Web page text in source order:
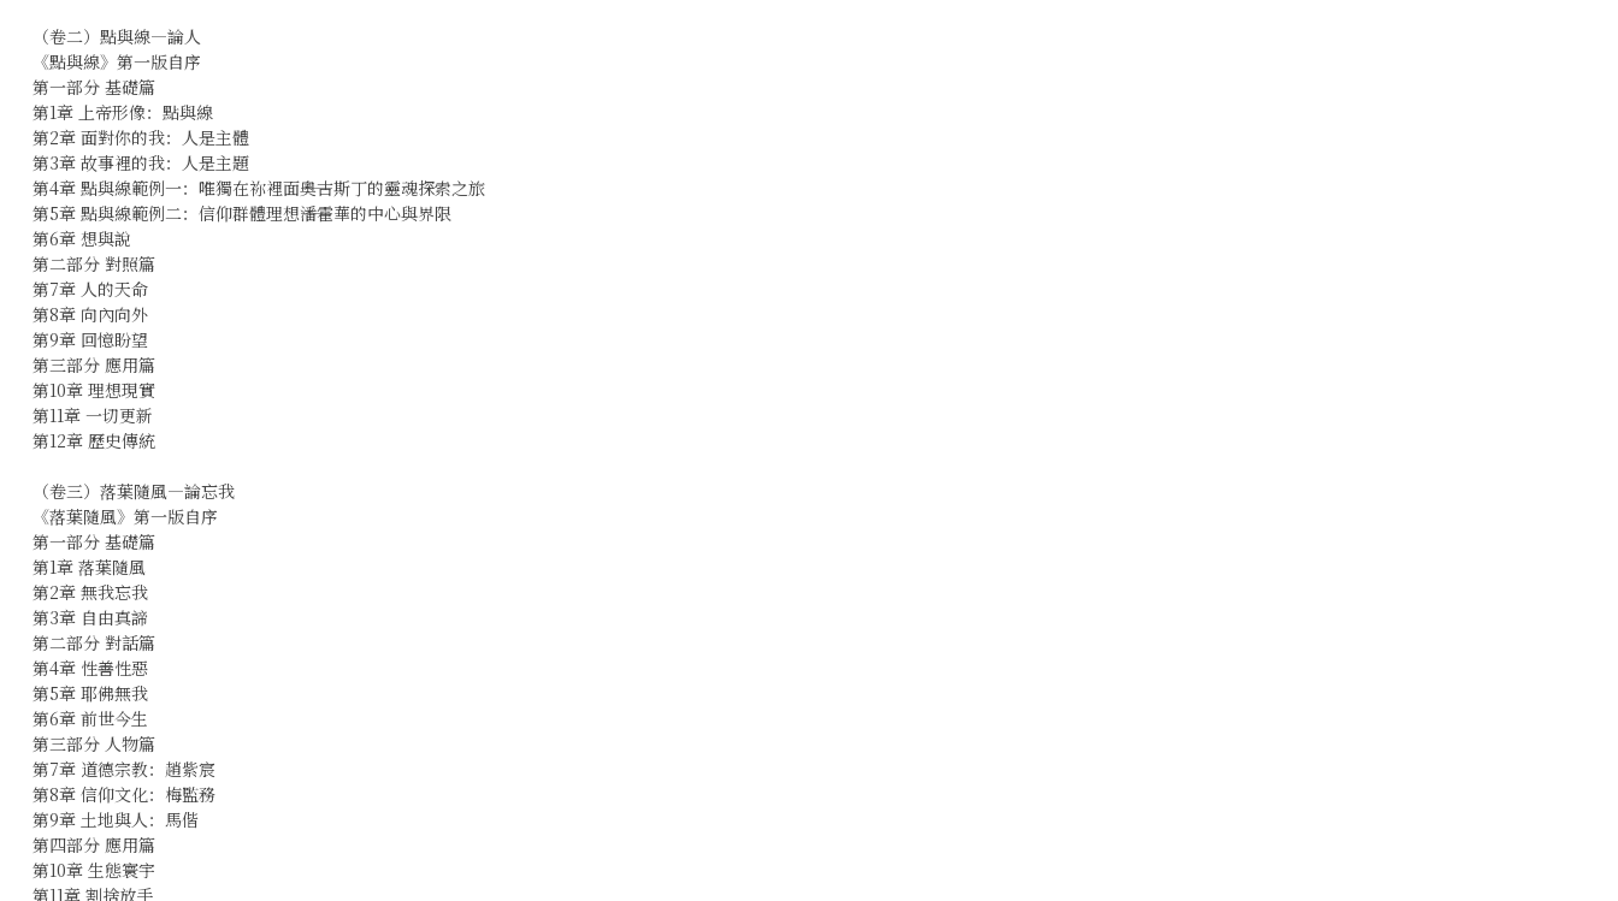
（卷二）點與線―論人
《點與線》第一版自序
第一部分 基礎篇
第1章 上帝形像：點與線
第2章 面對你的我：人是主體
第3章 故事裡的我：人是主題
第4章 點與線範例一：唯獨在祢裡面――奧古斯丁的靈魂探索之旅
第5章 點與線範例二：信仰群體理想――潘霍華的中心與界限
第6章 想與說
第二部分 對照篇
第7章 人的天命
第8章 向內向外
第9章 回憶盼望
第三部分 應用篇
第10章 理想現實
第11章 一切更新
第12章 歷史傳統
（卷三）落葉隨風―論忘我
《落葉隨風》第一版自序
第一部分 基礎篇
第1章 落葉隨風
第2章 無我忘我
第3章 自由真諦
第二部分 對話篇
第4章 性善性惡
第5章 耶佛無我
第6章 前世今生
第三部分 人物篇
第7章 道德宗教：趙紫宸
第8章 信仰文化：梅監務
第9章 土地與人：馬偕
第四部分 應用篇
第10章 生態寰宇
第11章 割捨放手